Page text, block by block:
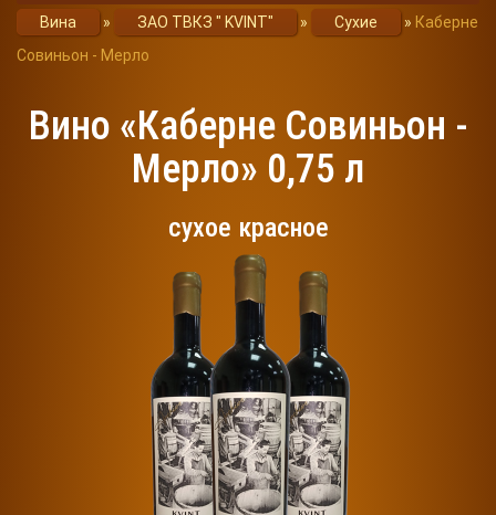
Вина » ЗАО ТВКЗ " KVINT" » Сухие » Каберне
Совиньон - Мерло
Вино «Каберне Совиньон -
Мерло» 0,75 л
сухое красное